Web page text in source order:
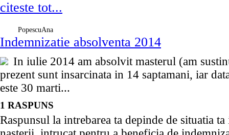
citeste tot...
PopescuAna
Indemnizatie absolventa 2014
In iulie 2014 am absolvit masterul (am
prezent sunt insarcinata in 14 saptamani, iar
este 30 marti...
1 RASPUNS
Raspunsul la intrebarea ta depinde de situatia